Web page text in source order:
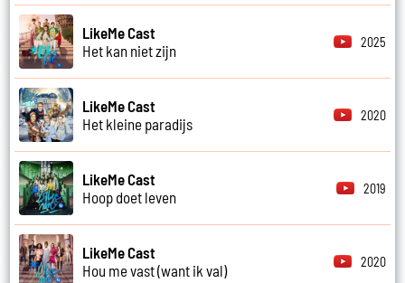
LikeMe Cast
Het kan niet zijn
2025
LikeMe Cast
Het kleine paradijs
2020
LikeMe Cast
Hoop doet leven
2019
LikeMe Cast
Hou me vast (want ik val)
2020